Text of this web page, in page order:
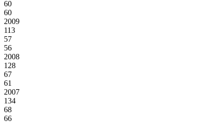
60
60
2009
113
57
56
2008
128
67
61
2007
134
68
66